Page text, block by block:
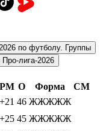
по футболу. Группы
лига-2026
РМ О Форма
СМ
+21 46 ЖЖЖЖЖ
+25 45 ЖЖЖЖЖ